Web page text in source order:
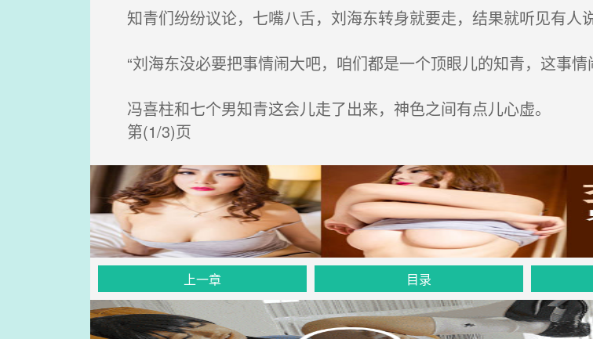
知青们纷纷议论，七嘴八舌，刘海东转身就要走，结果就听见有人说
“刘海东没必要把事情闹大吧，咱们都是一个顶眼儿的知青，这事情
冯喜柱和七个男知青这会儿走了出来，神色之间有点儿心虚。
第(1/3)页
上一章 目录